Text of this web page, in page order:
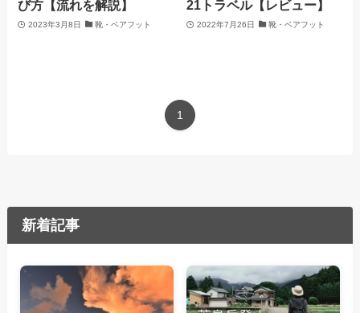
び方【流れを解説】
2023年3月8日 靴・ベアフット
21トラベル【レビュー】
2022年7月26日 靴・ベアフット
1
新着記事